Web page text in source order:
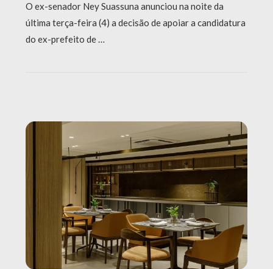
O ex-senador Ney Suassuna anunciou na noite da
última terça-feira (4) a decisão de apoiar a candidatura
do ex-prefeito de …